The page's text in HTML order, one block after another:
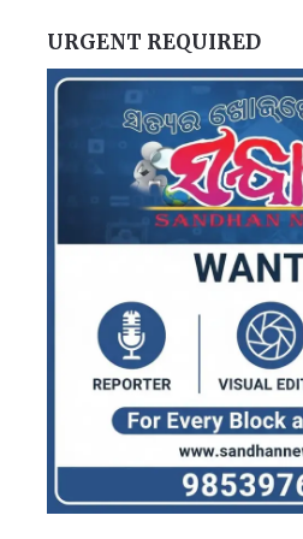
URGENT REQUIRED